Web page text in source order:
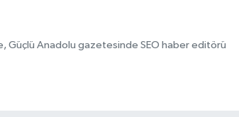
Güçlü Anadolu gazetesinde SEO haber editörü